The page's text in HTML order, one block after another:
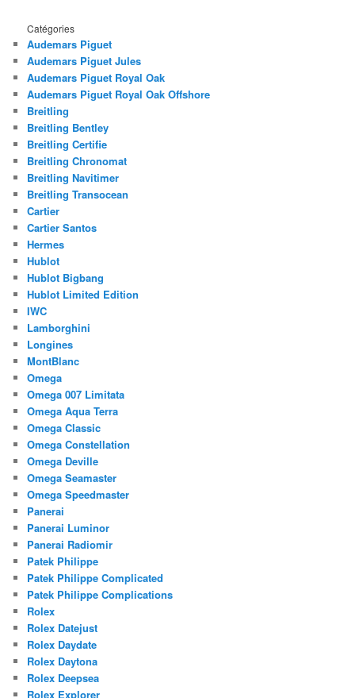
Catégories
Audemars Piguet
Audemars Piguet Jules
Audemars Piguet Royal Oak
Audemars Piguet Royal Oak Offshore
Breitling
Breitling Bentley
Breitling Certifie
Breitling Chronomat
Breitling Navitimer
Breitling Transocean
Cartier
Cartier Santos
Hermes
Hublot
Hublot Bigbang
Hublot Limited Edition
IWC
Lamborghini
Longines
MontBlanc
Omega
Omega 007 Limitata
Omega Aqua Terra
Omega Classic
Omega Constellation
Omega Deville
Omega Seamaster
Omega Speedmaster
Panerai
Panerai Luminor
Panerai Radiomir
Patek Philippe
Patek Philippe Complicated
Patek Philippe Complications
Rolex
Rolex Datejust
Rolex Daydate
Rolex Daytona
Rolex Deepsea
Rolex Explorer